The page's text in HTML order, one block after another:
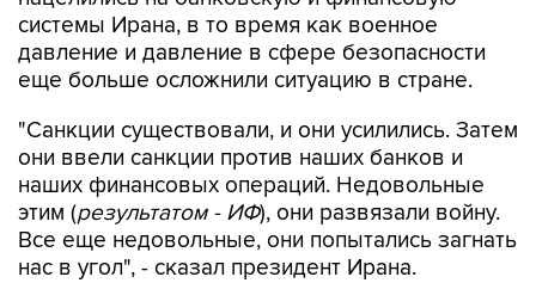
системы Ирана, в то время как военное
давление и давление в сфере безопасности
еще больше осложнили ситуацию в стране.
"Санкции существовали, и они усилились. Затем
они ввели санкции против наших банков и
наших финансовых операций. Недовольные
этим (результатом - ИФ), они развязали войну.
Все еще недовольные, они попытались загнать
нас в угол", - сказал президент Ирана.